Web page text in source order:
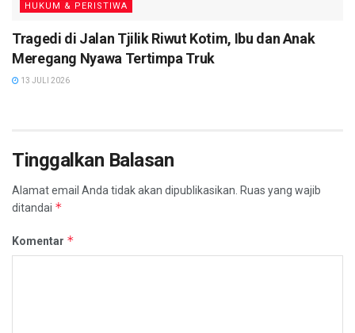
HUKUM & PERISTIWA
Tragedi di Jalan Tjilik Riwut Kotim, Ibu dan Anak
Meregang Nyawa Tertimpa Truk
13 JULI 2026
Tinggalkan Balasan
Alamat email Anda tidak akan dipublikasikan. Ruas yang wajib
ditandai *
Komentar *